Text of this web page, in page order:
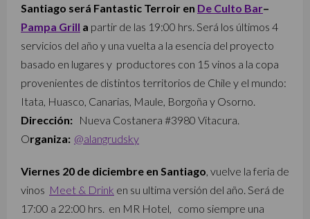
Santiago será Fantastic Terroir en De Culto Bar–
Pampa Grill a partir de las 19:00 hrs. Será los últimos 4
servicios del año y una vuelta a la esencia del proyecto
basado en lugares y productores con 15 vinos a la copa
provenientes de distintos territorios de Chile y el mundo:
Itata, Huasco, Canarias, Maule, Borgoña y Osorno.
Dirección: Nueva Costanera #3980 Vitacura.
Organiza: @alangrudsky
Viernes 20 de diciembre en Santiago , vuelve la feria de
vinos Meet & Drink en su ultima versión del año. Será de
17:00 a 22:00 hrs. ⁣⁣⁣⁣⁣⁣⁣⁣⁣⁣⁣⁣⁣⁣⁣⁣⁣⁣ en MR Hotel, como siempre una